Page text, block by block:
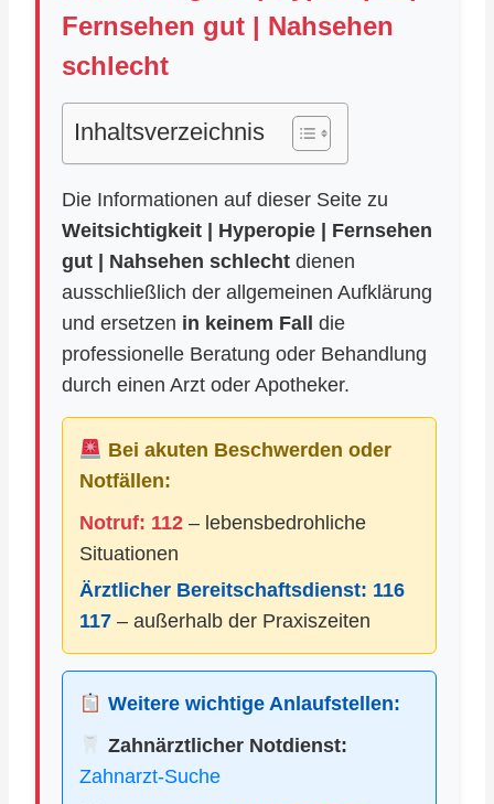
Fernsehen gut | Nahsehen
schlecht
Inhaltsverzeichnis
Die Informationen auf dieser Seite zu
Weitsichtigkeit | Hyperopie | Fernsehen
gut | Nahsehen schlecht dienen
ausschließlich der allgemeinen Aufklärung
und ersetzen in keinem Fall
die
professionelle Beratung oder Behandlung
durch einen Arzt oder Apotheker.
Bei akuten Beschwerden oder
Notfällen:
Notruf: 112 – lebensbedrohliche
Situationen
Ärztlicher Bereitschaftsdienst: 116
117 – außerhalb der Praxiszeiten
Weitere wichtige Anlaufstellen:
Zahnärztlicher Notdienst:
Zahnarzt-Suche